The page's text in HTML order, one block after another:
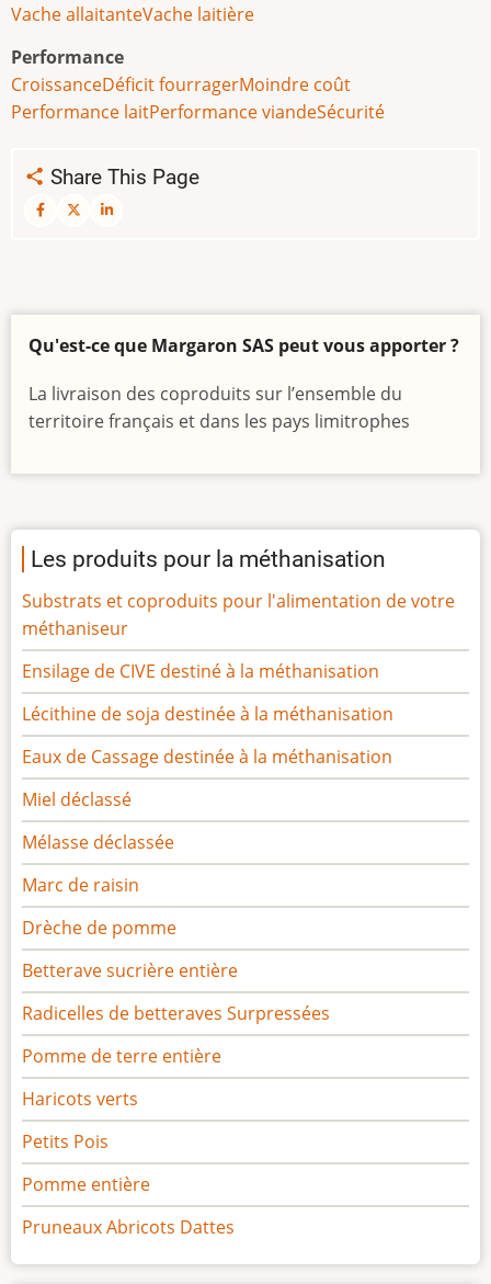
Vache allaitanteVache laitière
Performance
CroissanceDéficit fourragerMoindre coût
Performance laitPerformance viandeSécurité
Share This Page
Qu'est-ce que Margaron SAS peut vous apporter ?
La livraison des coproduits sur l’ensemble du
territoire français et dans les pays limitrophes
Les produits pour la méthanisation
Substrats et coproduits pour l'alimentation de votre
méthaniseur
Ensilage de CIVE destiné à la méthanisation
Lécithine de soja destinée à la méthanisation
Eaux de Cassage destinée à la méthanisation
Miel déclassé
Mélasse déclassée
Marc de raisin
Drèche de pomme
Betterave sucrière entière
Radicelles de betteraves Surpressées
Pomme de terre entière
Haricots verts
Petits Pois
Pomme entière
Pruneaux Abricots Dattes